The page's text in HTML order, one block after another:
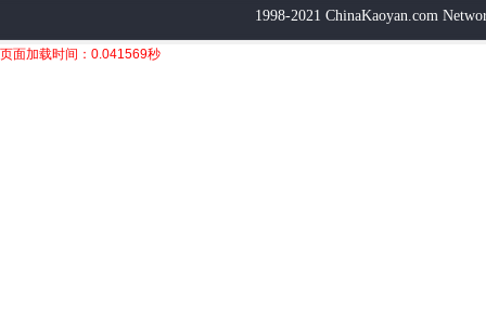
1998-2021 ChinaKaoyan.com
页面加载时间：0.041569秒